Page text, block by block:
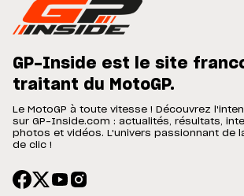
GP-Inside est le site
traitant du MotoGP.
Le MotoGP à toute vitesse ! Découvrez
sur GP-Inside.com : actualités, résultats,
photos et vidéos. L'univers passionnant de
de clic !